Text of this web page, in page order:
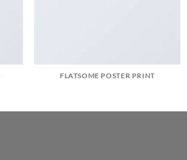
FLATSOME POSTER PRINT